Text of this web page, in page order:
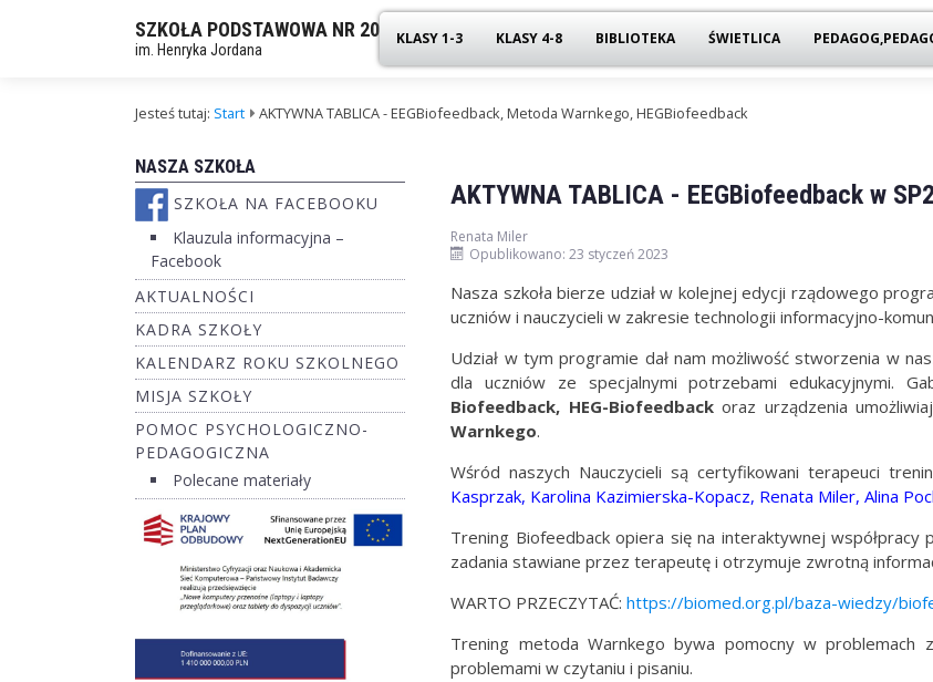
SZKOŁA PODSTAWOWA NR 20
im. Henryka Jordana
KLASY 1-3 KLASY 4-8 BIBLIOTEKA ŚWIETLICA
Jesteś tutaj: Start AKTYWNA TABLICA - EEGBiofeedback, Metoda Warnkego, HEGBiofeedback
NASZA SZKOŁA
SZKOŁA NA FACEBOOKU
Klauzula informacyjna –
Facebook
AKTUALNOŚCI
KADRA SZKOŁY
KALENDARZ ROKU SZKOLNEGO
MISJA SZKOŁY
POMOC PSYCHOLOGICZNO-
PEDAGOGICZNA
Polecane materiały
AKTYWNA TABLICA - EEGBiofeedback w
Renata Miler
Opublikowano: 23 styczeń 2023
Nasza szkoła bierze udział w kolejnej edycji rządowego
uczniów i nauczycieli w zakresie technologii informacyjno-
Udział w tym programie dał nam możliwość stworzenia w
dla uczniów ze specjalnymi potrzebami edukacyjnymi.
Biofeedback, HEG-Biofeedbackoraz urządzenia
Warnkego.
Wśród naszych Nauczycieli są certyfikowani terapeuci
Kasprzak, Karolina Kazimierska-Kopacz, Renata Miler, Alina
Trening Biofeedback opiera się na interaktywnej
zadania stawiane przez terapeutę i otrzymuje zwrotną
WARTO PRZECZYTAĆ:https://biomed.org.pl/baza-wiedzy/
Trening metoda Warnkego bywa pomocny w problemach
problemami w czytaniu i pisaniu.